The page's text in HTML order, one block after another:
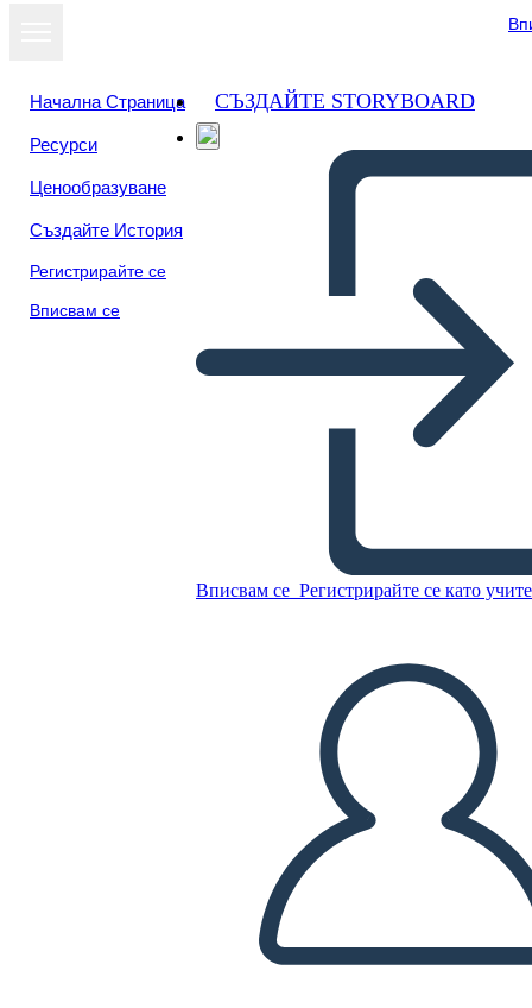
Начална Страница
Ресурси
Ценообразуване
Създайте История
Регистрирайте се
Вписвам се
СЪЗДАЙТЕ STORYBOARD
Вписвам се Регистрирайте се като
ПУСКАНЕ НА СЛАЙДШОУ
ЧЕТИ МИ